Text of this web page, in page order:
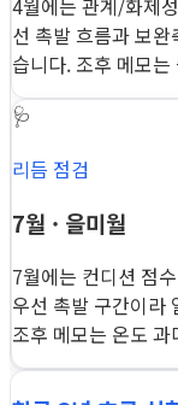
4월에는 관계/화제
선 촉발 흐름과 보
습니다. 조후 메모
🩺
리듬 점검
7월 · 을미월
7월에는 컨디션 점
우선 촉발 구간이라
조후 메모는 온도 과